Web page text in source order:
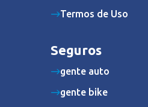
Termos de Uso
Seguros
gente auto
gente bike